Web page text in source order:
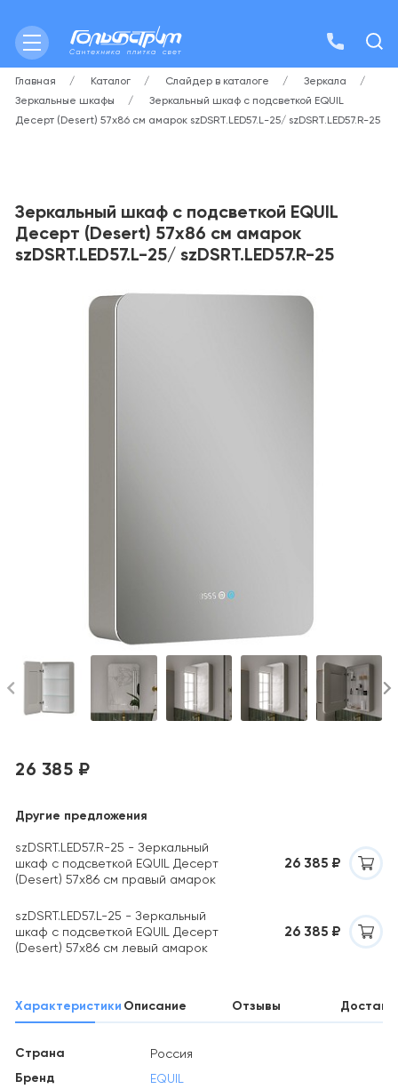
Главная Каталог Слайдер в каталоге
Зеркала
Зеркальные шкафы
Зеркальный шкаф с подсветкой EQUIL
Десерт (Desert) 57х86 см амарок szDSRT.LED57.L-25/ szDSRT.LED57.R-25
Зеркальный шкаф с подсветкой EQUIL
Десерт (Desert) 57х86 см амарок
szDSRT.LED57.L-25/ szDSRT.LED57.R-25
26 385 ₽
Другие предложения
szDSRT.LED57.R-25 - Зеркальный
шкаф с подсветкой EQUIL Десерт
(Desert) 57х86 см правый амарок
26 385 ₽
szDSRT.LED57.L-25 - Зеркальный
шкаф с подсветкой EQUIL Десерт
(Desert) 57х86 см левый амарок
26 385 ₽
Характеристики Описание Отзывы
Страна Россия
Бренд EQUIL